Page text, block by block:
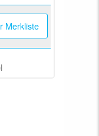
Merkliste